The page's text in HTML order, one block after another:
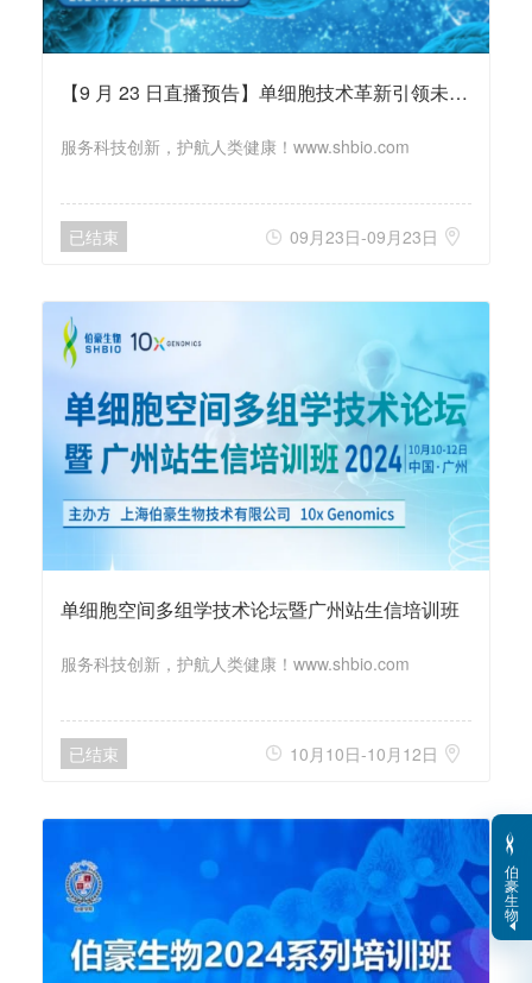
【9 月 23 日直播预告】单细胞技术革新引领未来新方向
服务科技创新，护航人类健康！www.shbio.com
已结束  09月23日-09月23日 
单细胞空间多组学技术论坛暨广州站生信培训班
服务科技创新，护航人类健康！www.shbio.com
已结束  10月10日-10月12日 
伯
豪
生
物